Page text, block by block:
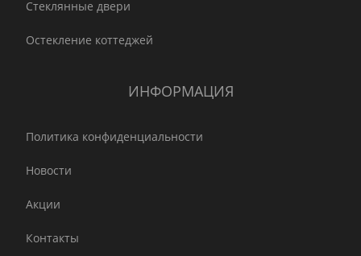
Стеклянные двери
Остекление коттеджей
ИНФОРМАЦИЯ
Политика конфиденциальности
Новости
Акции
Контакты